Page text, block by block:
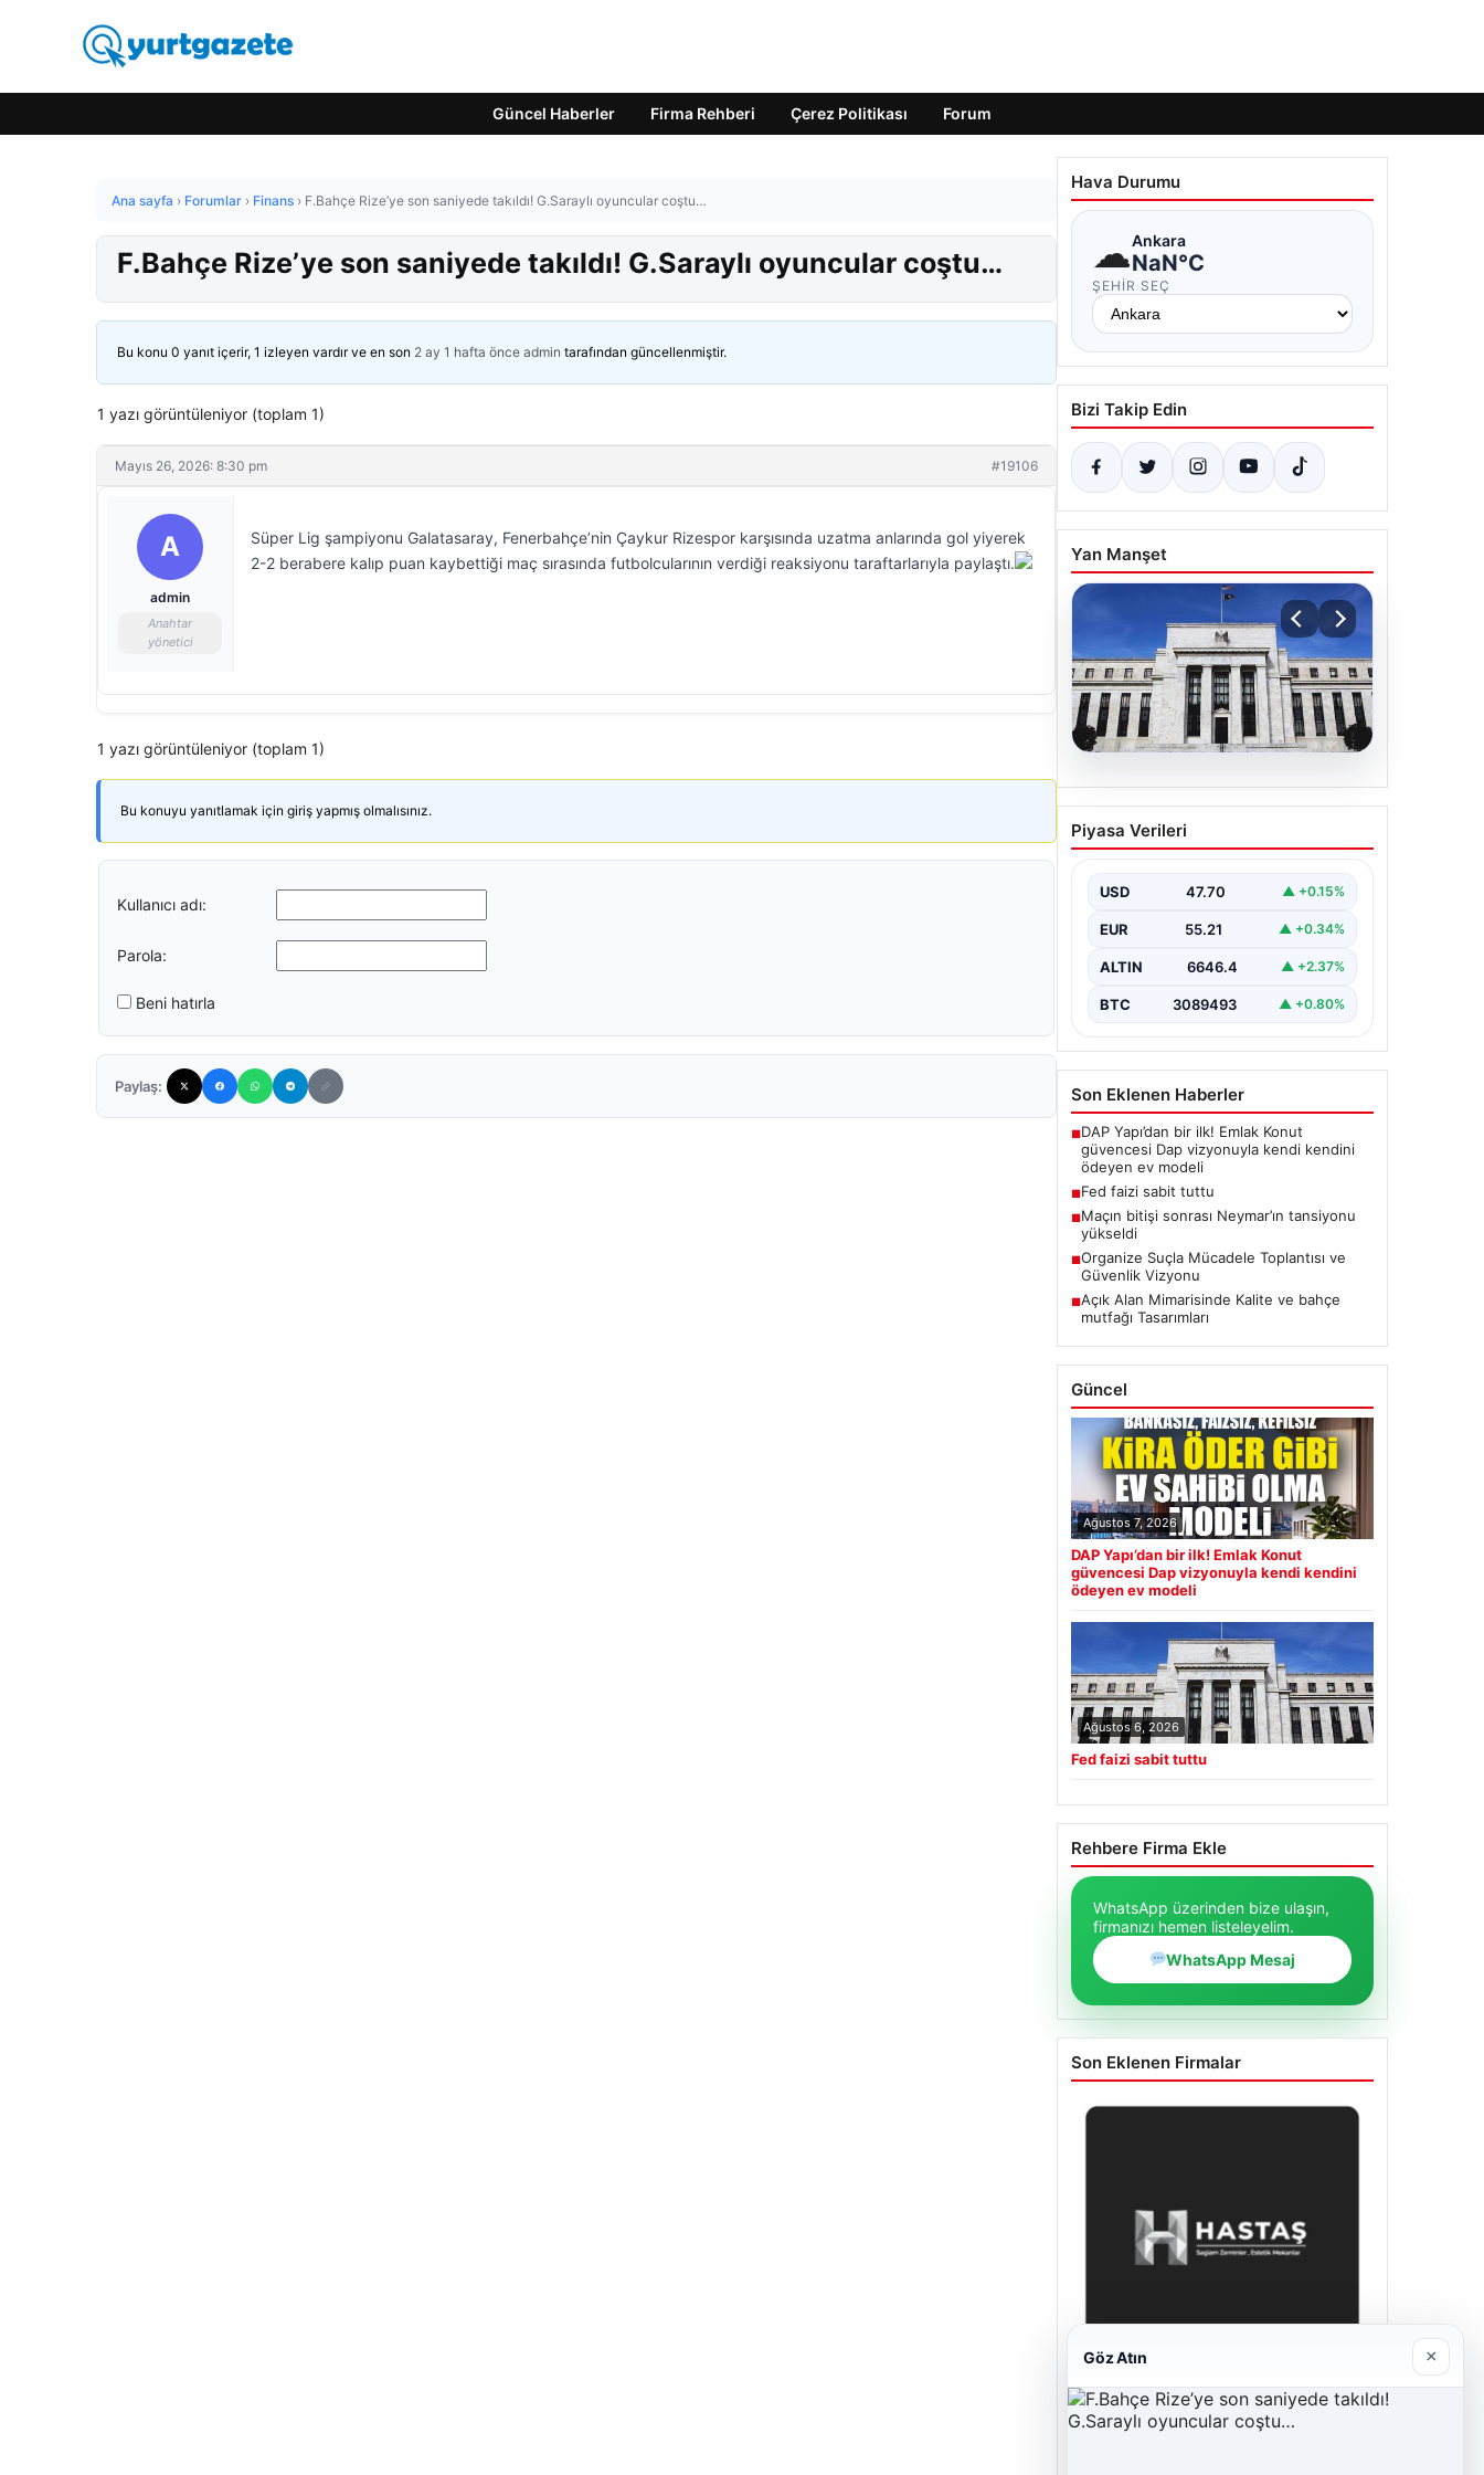
Güncel Haberler Firma Rehberi Çerez Politikası Forum
Ana sayfa › Forumlar › Finans › F.Bahçe Rize’ye son saniyede takıldı! G.Saraylı oyuncular coştu…
F.Bahçe Rize’ye son saniyede takıldı! G.Saraylı oyuncular coştu…
Bu konu 0 yanıt içerir, 1 izleyen vardır ve en son 2 ay 1 hafta önce admin tarafından güncellenmiştir.
1 yazı görüntüleniyor (toplam 1)
Mayıs 26, 2026: 8:30 pm #19106
A
admin
Anahtar
yönetici
Süper Lig şampiyonu Galatasaray, Fenerbahçe’nin Çaykur Rizespor karşısında uzatma anlarında gol yiyerek
2-2 berabere kalıp puan kaybettiği maç sırasında futbolcularının verdiği reaksiyonu taraftarlarıyla paylaştı.
1 yazı görüntüleniyor (toplam 1)
Bu konuyu yanıtlamak için giriş yapmış olmalısınız.
Kullanıcı adı:
Parola:
Beni hatırla
Paylaş:
Hava Durumu
☁Ankara
NaN°C
ŞEHIR SEÇ
Bizi Takip Edin
Yan Manşet
Fed faizi sabit tuttu
Piyasa Verileri
USD 47.70 ▲ +0.15%
EUR 55.21 ▲ +0.34%
ALTIN 6646.4 ▲ +2.37%
BTC 3089493 ▲ +0.80%
Son Eklenen Haberler
■DAP Yapı’dan bir ilk! Emlak Konut
güvencesi Dap vizyonuyla kendi kendini
ödeyen ev modeli
■Fed faizi sabit tuttu
■Maçın bitişi sonrası Neymar’ın tansiyonu
yükseldi
■Organize Suçla Mücadele Toplantısı ve
Güvenlik Vizyonu
■Açık Alan Mimarisinde Kalite ve bahçe
mutfağı Tasarımları
Güncel
Ağustos 7, 2026
DAP Yapı’dan bir ilk! Emlak Konut
güvencesi Dap vizyonuyla kendi kendini
ödeyen ev modeli
Ağustos 6, 2026
Fed faizi sabit tuttu
Rehbere Firma Ekle
WhatsApp üzerinden bize ulaşın,
firmanızı hemen listeleyelim.
WhatsApp Mesaj
Son Eklenen Firmalar
Enes Kaplan Avukatlık Bürosu
Göz Atın ×